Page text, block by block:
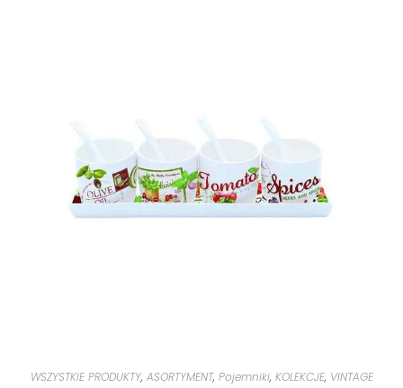
WSZYSTKIE PRODUKTY, ASORTYMENT, Pojemniki, KOLEKCJE, VINTAGE